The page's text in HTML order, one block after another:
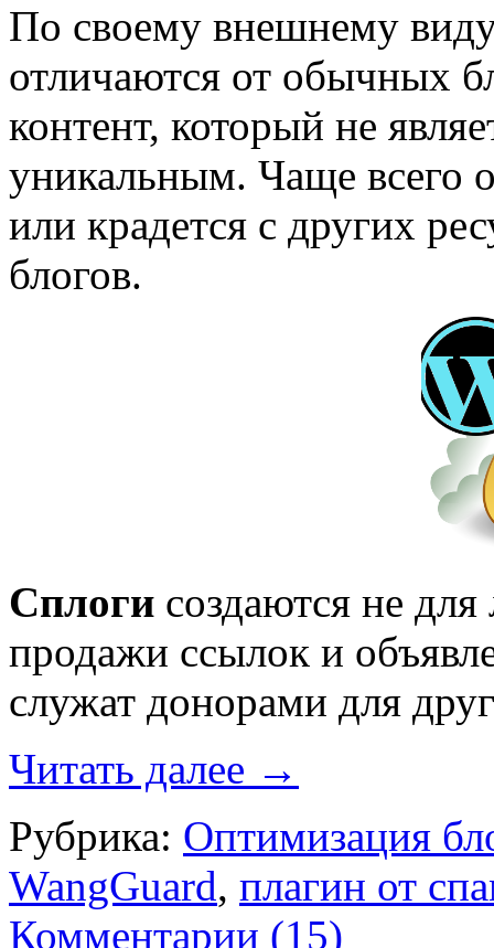
По своему внешнему
отличаются от обычных
контент, который не
уникальным. Чаще всего
или крадется с других
блогов.
Сплоги создаются не
продажи ссылок и
служат донорами для
Читать далее →
Рубрика: Оптимизация
WangGuard, плагин от
Комментарии (15)